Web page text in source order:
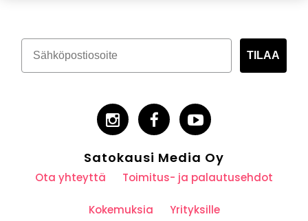
TILAA
Satokausi Media Oy
Ota yhteyttä Toimitus- ja palautusehdot
Kokemuksia Yrityksille